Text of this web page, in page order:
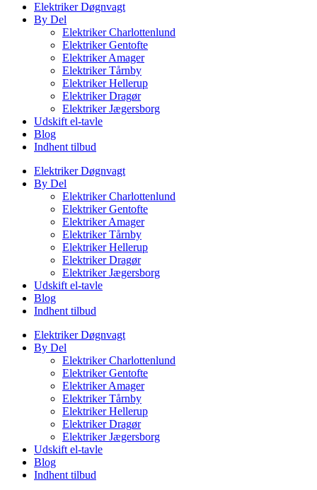
Elektriker Døgnvagt
By Del
Elektriker Charlottenlund
Elektriker Gentofte
Elektriker Amager
Elektriker Tårnby
Elektriker Hellerup
Elektriker Dragør
Elektriker Jægersborg
Udskift el-tavle
Blog
Indhent tilbud
Elektriker Døgnvagt
By Del
Elektriker Charlottenlund
Elektriker Gentofte
Elektriker Amager
Elektriker Tårnby
Elektriker Hellerup
Elektriker Dragør
Elektriker Jægersborg
Udskift el-tavle
Blog
Indhent tilbud
Elektriker Døgnvagt
By Del
Elektriker Charlottenlund
Elektriker Gentofte
Elektriker Amager
Elektriker Tårnby
Elektriker Hellerup
Elektriker Dragør
Elektriker Jægersborg
Udskift el-tavle
Blog
Indhent tilbud